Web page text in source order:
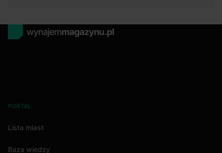
PORTAL
Lista miast
Baza wiedzy